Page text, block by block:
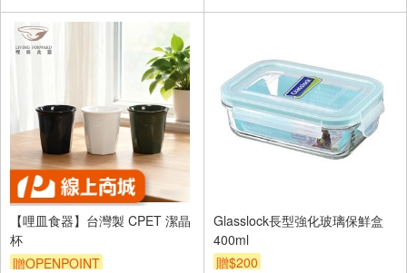
【哩皿食器】台灣製 CPET 潔晶
杯
贈OPENPOINT
Glasslock長型強化玻璃保鮮盒
400ml
贈$200